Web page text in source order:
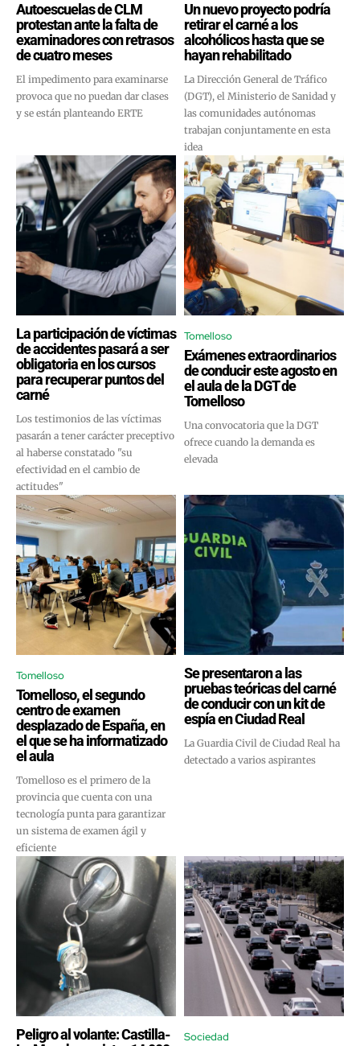
Autoescuelas de CLM
protestan ante la falta de
examinadores con retrasos
de cuatro meses
El impedimento para examinarse
provoca que no puedan dar clases
y se están planteando ERTE
Un nuevo proyecto podría
retirar el carné a los
alcohólicos hasta que se
hayan rehabilitado
La Dirección General de Tráfico
(DGT), el Ministerio de Sanidad y
las comunidades autónomas
trabajan conjuntamente en esta
idea
La participación de víctimas
de accidentes pasará a ser
obligatoria en los cursos
para recuperar puntos del
carné
Los testimonios de las víctimas
pasarán a tener carácter preceptivo
al haberse constatado "su
efectividad en el cambio de
actitudes"
Tomelloso
Exámenes extraordinarios
de conducir este agosto en
el aula de la DGT de
Tomelloso
Una convocatoria que la DGT
ofrece cuando la demanda es
elevada
Tomelloso
Tomelloso, el segundo
centro de examen
desplazado de España, en
el que se ha informatizado
el aula
Tomelloso es el primero de la
provincia que cuenta con una
tecnología punta para garantizar
un sistema de examen ágil y
eficiente
Se presentaron a las
pruebas teóricas del carné
de conducir con un kit de
espía en Ciudad Real
La Guardia Civil de Ciudad Real ha
detectado a varios aspirantes
Peligro al volante: Castilla-
Sociedad